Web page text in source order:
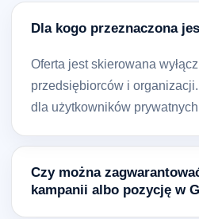
Dla kogo przeznaczona
Oferta jest skierowana
przedsiębiorców i
dla użytkowników
Czy można
kampanii albo pozycję w